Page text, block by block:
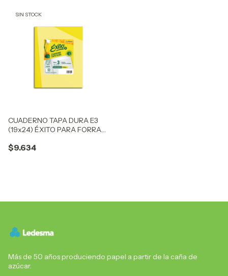
SIN STOCK
CUADERNO TAPA DURA E3
(19x24) ÉXITO PARA FORRAR
- C: 101956
$9.634
Más de 50 años produciendo papel a partir de la caña de
azúcar.